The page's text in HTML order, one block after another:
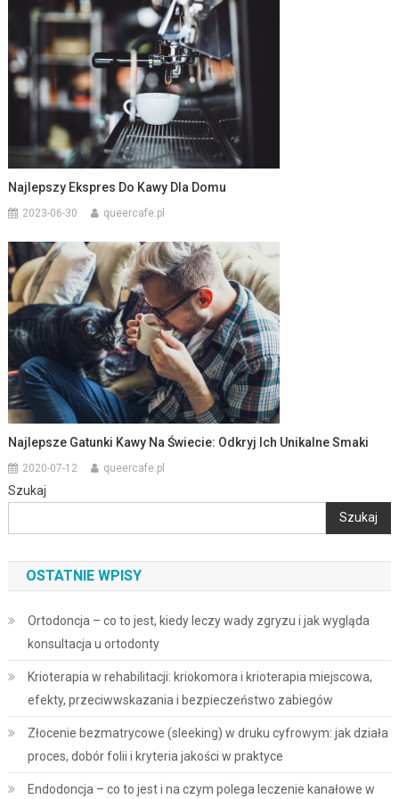
Najlepszy Ekspres Do Kawy Dla Domu
2023-06-30 queercafe.pl
Najlepsze Gatunki Kawy Na Świecie: Odkryj Ich Unikalne Smaki
2020-07-12 queercafe.pl
Szukaj
Szukaj
OSTATNIE WPISY
Ortodoncja – co to jest, kiedy leczy wady zgryzu i jak wygląda
konsultacja u ortodonty
Krioterapia w rehabilitacji: kriokomora i krioterapia miejscowa,
efekty, przeciwwskazania i bezpieczeństwo zabiegów
Złocenie bezmatrycowe (sleeking) w druku cyfrowym: jak działa
proces, dobór folii i kryteria jakości w praktyce
Endodoncja – co to jest i na czym polega leczenie kanałowe w